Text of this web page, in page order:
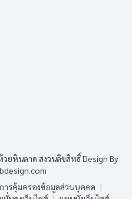
ยหินลาด สงวนลิขสิทธิ์Design By
ารคุ้มครองข้อมูลส่วนบุคคล |